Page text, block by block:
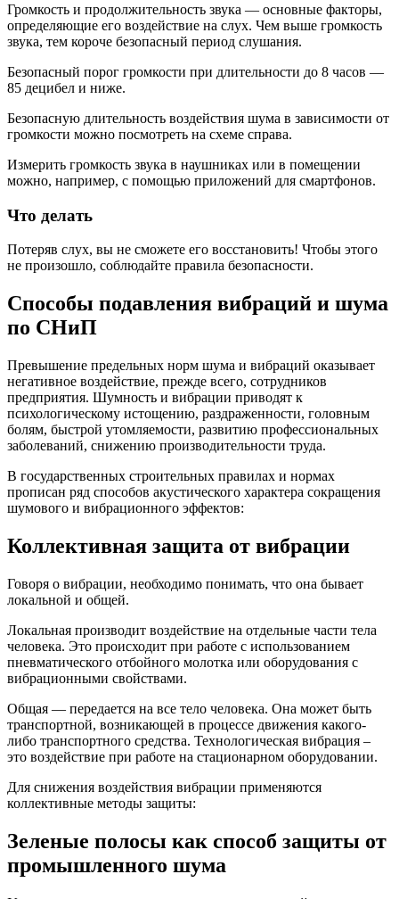
Громкость и продолжительность звука — основные факторы,
определяющие его воздействие на слух. Чем выше громкость
звука, тем короче безопасный период слушания.
Безопасный порог громкости при длительности до 8 часов —
85 децибел и ниже.
Безопасную длительность воздействия шума в зависимости от
громкости можно посмотреть на схеме справа.
Измерить громкость звука в наушниках или в помещении
можно, например, с помощью приложений для смартфонов.
Что делать
Потеряв слух, вы не сможете его восстановить! Чтобы этого
не произошло, соблюдайте правила безопасности.
Способы подавления вибраций и шума
по СНиП
Превышение предельных норм шума и вибраций оказывает
негативное воздействие, прежде всего, сотрудников
предприятия. Шумность и вибрации приводят к
психологическому истощению, раздраженности, головным
болям, быстрой утомляемости, развитию профессиональных
заболеваний, снижению производительности труда.
В государственных строительных правилах и нормах
прописан ряд способов акустического характера сокращения
шумового и вибрационного эффектов:
Коллективная защита от вибрации
Говоря о вибрации, необходимо понимать, что она бывает
локальной и общей.
Локальная производит воздействие на отдельные части тела
человека. Это происходит при работе с использованием
пневматического отбойного молотка или оборудования с
вибрационными свойствами.
Общая — передается на все тело человека. Она может быть
транспортной, возникающей в процессе движения какого-
либо транспортного средства. Технологическая вибрация –
это воздействие при работе на стационарном оборудовании.
Для снижения воздействия вибрации применяются
коллективные методы защиты:
Зеленые полосы как способ защиты от
промышленного шума